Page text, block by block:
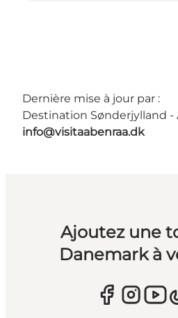
Dernière mise à jour par :
Destination Sønderjylland -
info@visitaabenraa.dk
Ajoutez une
Danemark à